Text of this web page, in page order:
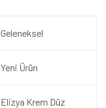
Geleneksel
Yeni Ürün
Elizya Krem Düz